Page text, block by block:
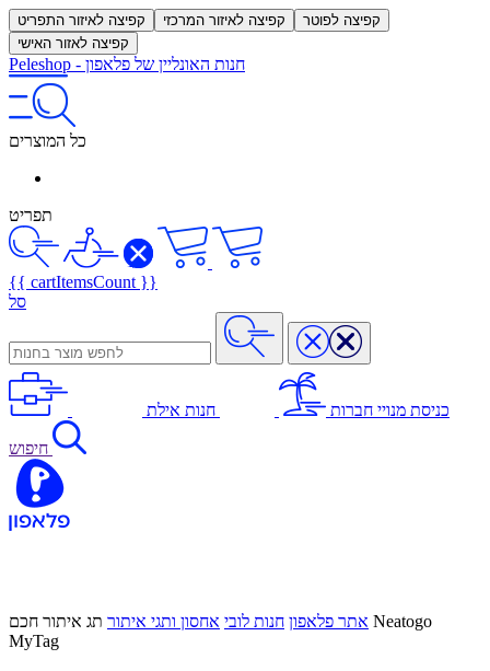
קפיצה לאיזור התפריט קפיצה לאיזור המרכזי
קפיצה לפוטר
קפיצה לאזור האישי
Peleshop - חנות האונליין של פלאפון
כל המוצרים
תפריט
{{ cartItemsCount }}
סל
כניסת מנויי חברות חנות אילת
חיפוש
אתר פלאפון חנות לובי אחסון ותגי איתור תג איתור חכם Neatogo
MyTag